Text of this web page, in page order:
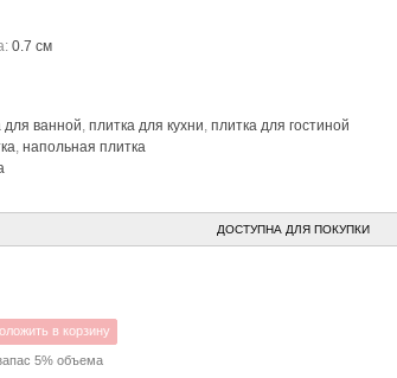
0.7 см
для ванной, плитка для кухни, плитка для гостиной
, напольная плитка
ДОСТУПНА ДЛЯ ПОКУПКИ
в корзину
5% объема